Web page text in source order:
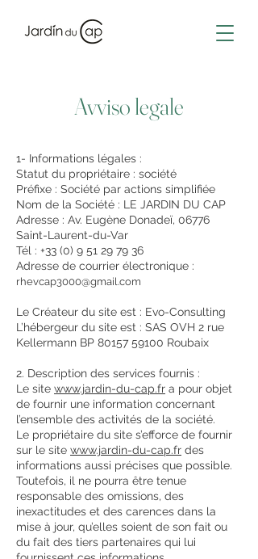
Avviso legale
1- Informations légales :
Statut du propriétaire : société
Préfixe : Société par actions simplifiée
Nom de la Société : LE JARDIN DU CAP
Adresse : Av. Eugène Donadeï, 06776
Saint-Laurent-du-Var​
Tél : +33 (0) 9 51 29 79 36
Adresse de courrier électronique :
rhevcap3000@gmail.com
Le Créateur du site est : Evo-Consulting
L’hébergeur du site est : SAS OVH 2 rue
Kellermann BP 80157 59100 Roubaix
2. Description des services fournis :
Le site www.jardin-du-cap.fr a pour objet
de fournir une information concernant
l’ensemble des activités de la société.
Le propriétaire du site s’efforce de fournir
sur le site www.jardin-du-cap.fr des
informations aussi précises que possible.
Toutefois, il ne pourra être tenue
responsable des omissions, des
inexactitudes et des carences dans la
mise à jour, qu’elles soient de son fait ou
du fait des tiers partenaires qui lui